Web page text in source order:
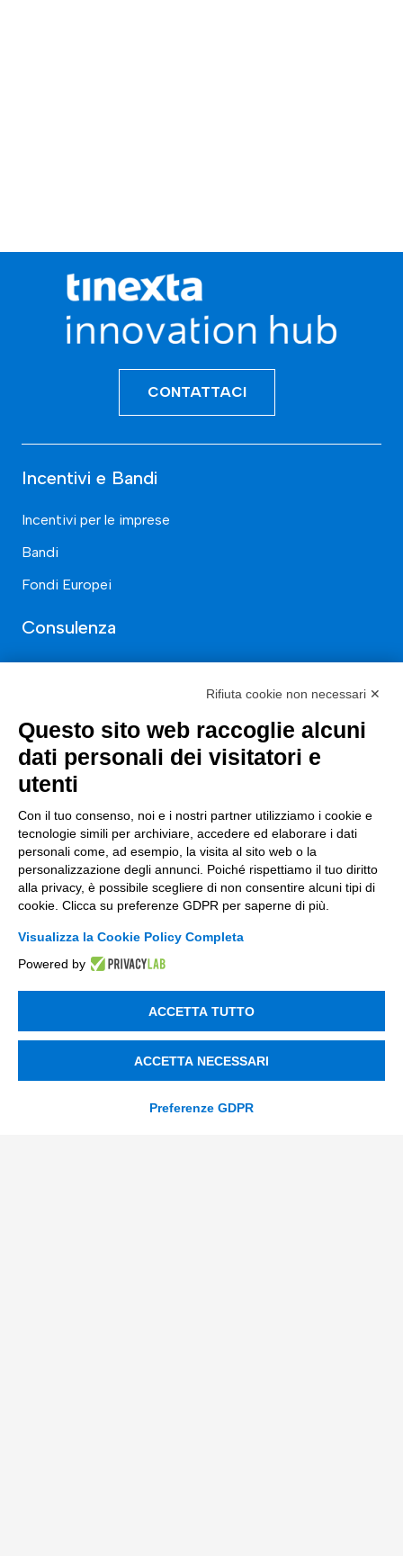
CONTATTACI
Incentivi e Bandi
Incentivi per le imprese
Bandi
Fondi Europei
Consulenza
Nuovi Mercati
Innovazione di prodotto e processo
Data & BI
Trasformazione Digitale
Compliance Normativa Integrata
Soluzioni Digitali
Soluzioni Custom
Soluzioni AI
Rifiuta cookie non necessari ✕
Questo sito web raccoglie alcuni
dati personali dei visitatori e
utenti
Con il tuo consenso, noi e i nostri partner utilizziamo i cookie e
tecnologie simili per archiviare, accedere ed elaborare i dati
personali come, ad esempio, la visita al sito web o la
personalizzazione degli annunci. Poiché rispettiamo il tuo diritto
alla privacy, è possibile scegliere di non consentire alcuni tipi di
cookie. Clicca su preferenze GDPR per saperne di più.
Visualizza la Cookie Policy Completa
Powered by
ACCETTA TUTTO
ACCETTA NECESSARI
Preferenze GDPR